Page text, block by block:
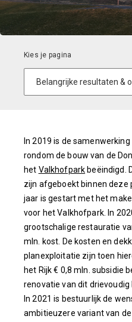
In 2019 is de
rondom de bouw van de
het Valkhofpark beëindigd.
zijn afgeboekt binnen deze
jaar is gestart met het
voor het Valkhofpark. In
grootschalige restauratie
mln. kost. De kosten en
planexploitatie zijn toen
het Rijk € 0,8 mln. subsidie
renovatie van dit
In 2021 is bestuurlijk de
ambitieuzere variant van